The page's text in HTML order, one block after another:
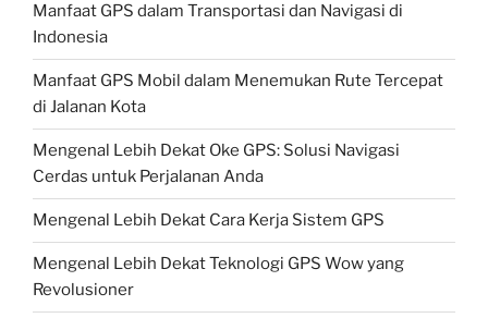
Manfaat GPS dalam Transportasi dan Navigasi di
Indonesia
Manfaat GPS Mobil dalam Menemukan Rute Tercepat
di Jalanan Kota
Mengenal Lebih Dekat Oke GPS: Solusi Navigasi
Cerdas untuk Perjalanan Anda
Mengenal Lebih Dekat Cara Kerja Sistem GPS
Mengenal Lebih Dekat Teknologi GPS Wow yang
Revolusioner